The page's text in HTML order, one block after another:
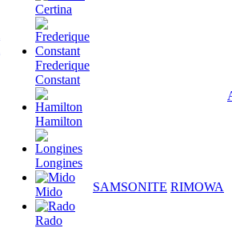
Certina
Frederique
Constant
Hamilton
Longines
Mido
Rado
SAMSONITE RIMOWA